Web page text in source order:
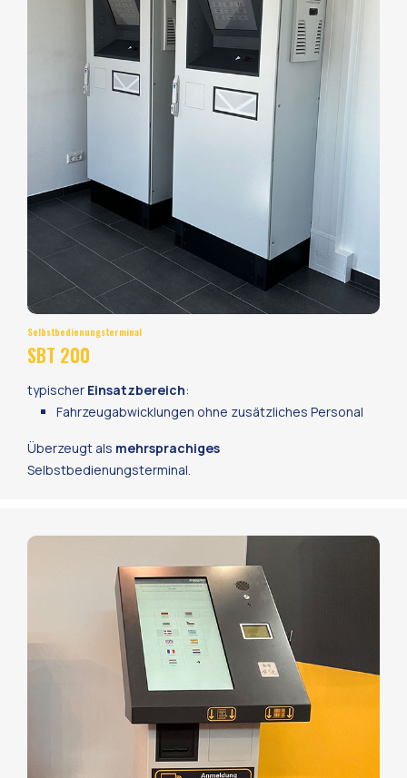
Selbstbedienungsterminal
SBT 200
typischer Einsatzbereich:
Fahrzeugabwicklungen ohne zusätzliches Personal
Überzeugt als mehrsprachiges
Selbstbedienungsterminal.